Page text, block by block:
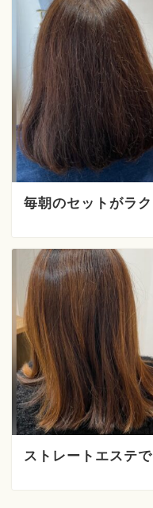
毎朝のセットがラ
ストレートエステ